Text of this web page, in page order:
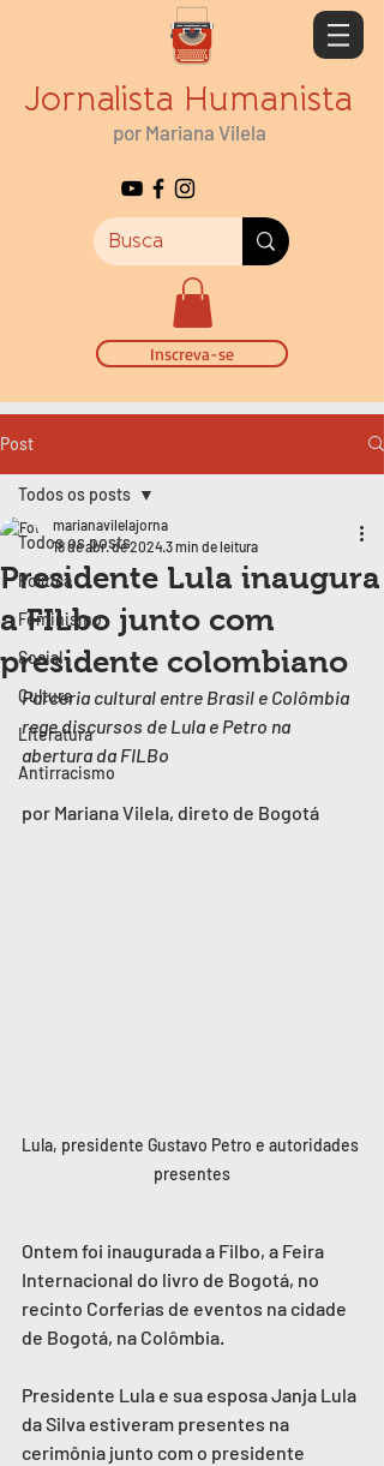
Jornalista Humanista
por Mariana Vilela
Inscreva-se
Post
Todos os posts
Política
Feminismo
Social
Cultura
Literatura
Antirracismo
Todos os posts
Presidente Lula inaugura
a FILbo junto com
presidente colombiano
marianavilelajorna
18 de abr. de 20243 min de leitura
Parceria cultural entre Brasil e Colômbia
rege discursos de Lula e Petro na
abertura da FILBo
por Mariana Vilela, direto de Bogotá
Lula, presidente Gustavo Petro e autoridades
presentes
Ontem foi inaugurada a Filbo, a Feira
Internacional do livro de Bogotá, no
recinto Corferias de eventos na cidade
de Bogotá, na Colômbia.
Presidente Lula e sua esposa Janja Lula
da Silva estiveram presentes na
cerimônia junto com o presidente